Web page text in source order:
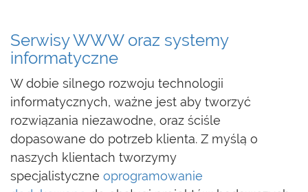
Serwisy WWW oraz systemy
informatyczne
W dobie silnego rozwoju technologii
informatycznych, ważne jest aby tworzyć
rozwiązania niezawodne, oraz ściśle
dopasowane do potrzeb klienta. Z myślą o
naszych klientach tworzymy
specjalistyczne oprogramowanie